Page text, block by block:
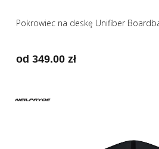
Pokrowiec na deskę Unifiber
od 349.00 zł